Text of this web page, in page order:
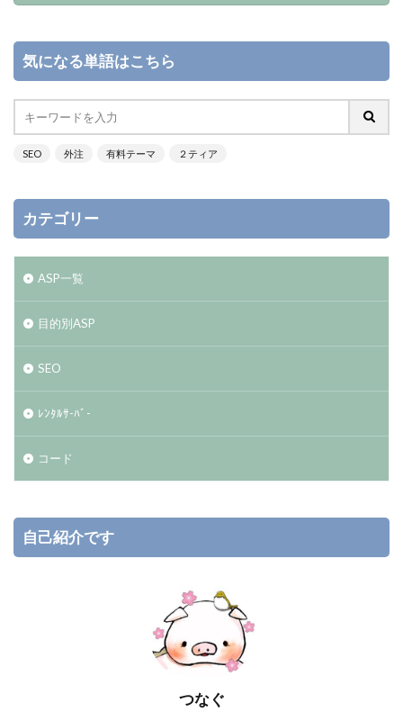
気になる単語はこちら
SEO 外注 有料テーマ ２ティア
カテゴリー
ASP一覧
目的別ASP
SEO
ﾚﾝﾀﾙｻ-ﾊﾞ-
コード
自己紹介です
つなぐ